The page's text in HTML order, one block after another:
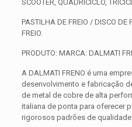
SCOOTER, QUADRICICLO,
PASTILHA DE FREIO / DISCO DE
FREIO.
PRODUTO: MARCA: DALMATI
A DALMATI FRENO é uma
desenvolvimento e fabricação
de metal de cobre de alta
italiana de ponta para oferecer
rigorosos padrões de